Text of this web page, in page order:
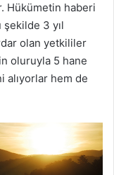
Hükümetin haberi
3 yıl
olan yetkililer
oluruyla 5 hane
alıyorlar hem de